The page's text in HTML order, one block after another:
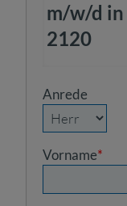
Anrede
Vorname*